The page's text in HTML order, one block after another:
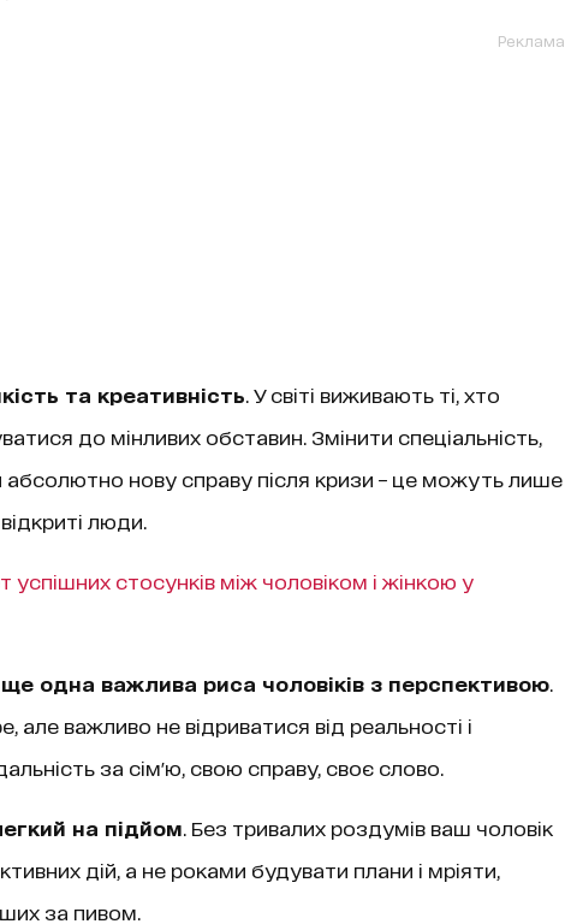
Реклама
та креативність . У світі виживають ті, хто
до мінливих обставин. Змінити спеціальність,
абсолютно нову справу після кризи – це можуть лише
люди.
успішних стосунків між чоловіком і жінкою у
ще одна важлива риса чоловіків з перспективою.
але важливо не відриватися від реальності і
за сім'ю, свою справу, своє слово.
на підйом . Без тривалих роздумів ваш чоловік
дій, а не роками будувати плани і мріяти,
за пивом.